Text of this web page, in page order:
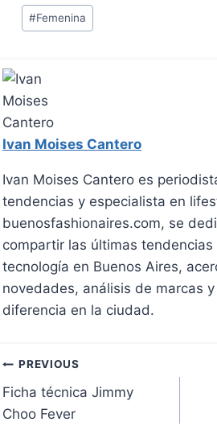
Post
Tags:
#Femenina
Ivan Moises Cantero
Ivan Moises Cantero es
tendencias y especialista en
buenosfashionaires.com, se
compartir las últimas
tecnología en Buenos Aires,
novedades, análisis de marcas
diferencia en la ciudad.
Navegación
de
PREVIOUS
Ficha técnica Jimmy
Choo Fever